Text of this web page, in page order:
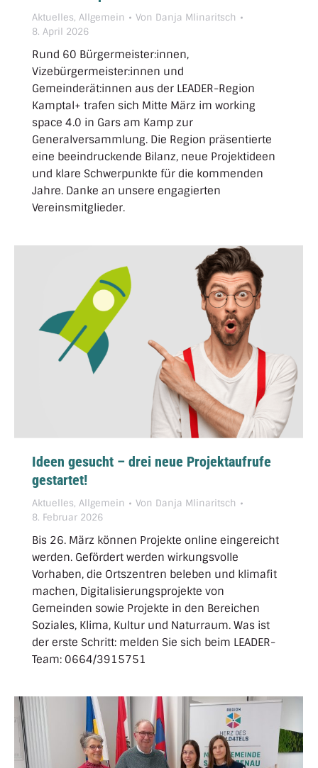
Aktuelles, Allgemein Von Danja Mlinaritsch
8. April 2026
Rund 60 Bürgermeister:innen,
Vizebürgermeister:innen und
Gemeinderät:innen aus der LEADER-Region
Kamptal+ trafen sich Mitte März im working
space 4.0 in Gars am Kamp zur
Generalversammlung. Die Region präsentierte
eine beeindruckende Bilanz, neue Projektideen
und klare Schwerpunkte für die kommenden
Jahre. Danke an unsere engagierten
Vereinsmitglieder.
Ideen gesucht – drei neue Projektaufrufe
gestartet!
Aktuelles, Allgemein Von Danja Mlinaritsch
8. Februar 2026
Bis 26. März können Projekte online eingereicht
werden. Gefördert werden wirkungsvolle
Vorhaben, die Ortszentren beleben und klimafit
machen, Digitalisierungsprojekte von
Gemeinden sowie Projekte in den Bereichen
Soziales, Klima, Kultur und Naturraum. Was ist
der erste Schritt: melden Sie sich beim LEADER-
Team: 0664/3915751